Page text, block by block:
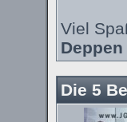
Viel
Die 5